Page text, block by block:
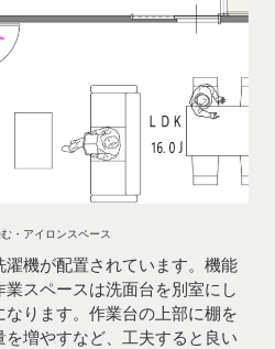
・アイロンスペース
機が配置されています。機能
スペースは洗面台を別室にし
ります。作業台の上部に棚を
増やすなど、工夫すると良い